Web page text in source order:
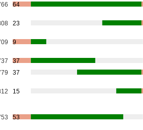
64
23
9
37
37
15
53